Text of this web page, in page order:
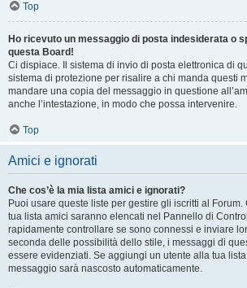
Top
Ho ricevuto un messaggio di posta indesiderata o
questa Board!
Ci dispiace. Il sistema di invio di posta elettronica di
sistema di protezione per risalire a chi manda questi
mandare una copia del messaggio in questione
anche l’intestazione, in modo che possa intervenire.
Top
Amici e ignorati
Che cos’è la mia lista amici e ignorati?
Puoi usare queste liste per gestire gli iscritti al
tua lista amici saranno elencati nel Pannello di
rapidamente controllare se sono connessi e inviare
seconda delle possibilità dello stile, i messaggi di
essere evidenziati. Se aggiungi un utente alla tua
messaggio sarà nascosto automaticamente.